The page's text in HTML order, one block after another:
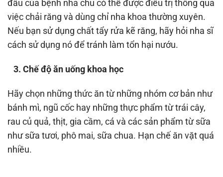
đầu của bệnh nha chu có thể được điều trị thông qua
việc chải răng và dùng chỉ nha khoa thường xuyên.
Nếu bạn sử dụng chất tẩy rửa kẽ răng, hãy hỏi nha sĩ
cách sử dụng nó để tránh làm tổn hại nướu.
3. Chế độ ăn uống khoa học
Hãy chọn những thức ăn từ những nhóm cơ bản như
bánh mì, ngũ cốc hay những thực phẩm từ trái cây,
rau củ quả, thịt, gia cầm, cá và các sản phẩm từ sữa
như sữa tươi, phô mai, sữa chua. Hạn chế ăn vặt quá
nhiều.